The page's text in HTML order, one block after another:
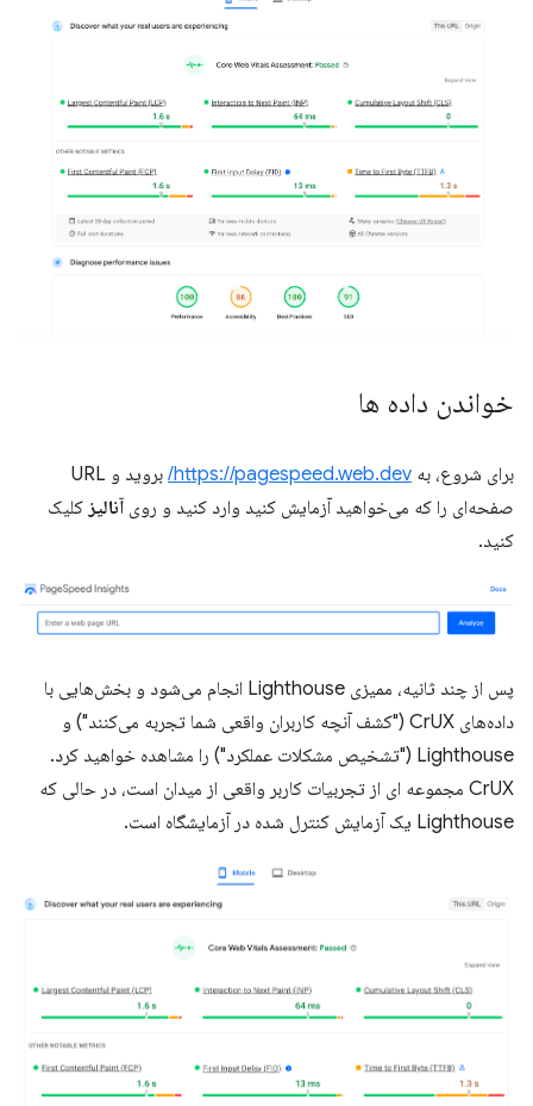
خواندن داده ها
برای شروع، به https://pagespeed.web.dev/
بروید و URL
صفحه‌ای را که می‌خواهید آزمایش کنید وارد کنید و روی آنالیز کلیک
کنید.
پس از چند ثانیه، ممیزی Lighthouse انجام می‌شود و بخش‌هایی با
داده‌های CrUX ("کشف آنچه کاربران واقعی شما تجربه می‌کنند") و
Lighthouse ("تشخیص مشکلات عملکرد") را مشاهده خواهید کرد.
CrUX مجموعه ای از تجربیات کاربر واقعی از میدان است، در حالی که
Lighthouse یک آزمایش کنترل شده در آزمایشگاه است.